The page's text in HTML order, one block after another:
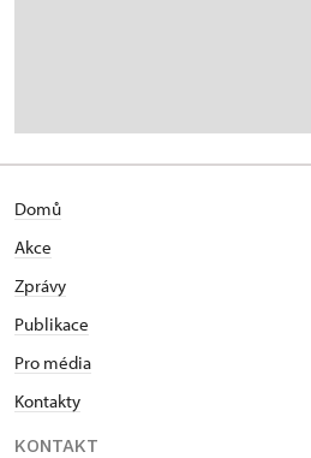
Domů
Akce
Zprávy
Publikace
Pro média
Kontakty
KONTAKT